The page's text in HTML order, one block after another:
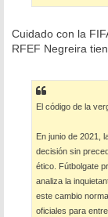
Cuidado con la
RFEF Negreira
El código de la
En junio de 2021,
decisión sin
ético. Fútbolgate
analiza la
este cambio
oficiales para